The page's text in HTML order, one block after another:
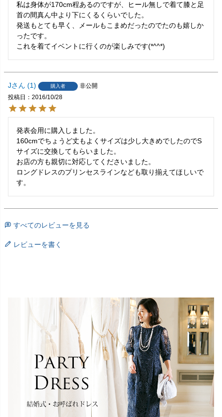
私は身体が170cm程あるのですが、ヒール無しで着て膝と足
首の間真ん中より下にくるくらいでした。
発送もとても早く、メールもこまめだったのでたのも嬉しか
ったです。
これを着てイベントに行くのが楽しみです(*^^*)
J 1 購入者
非公開
投稿日
2016/10/28
発表会用に購入しました。
160cmでちょうど丈もよくサイズは少し大きめでしたのでS
サイズに交換してもらいました。
お店の方も親切に対応してくださいました。
ロングドレスのプリンセスラインなども取り揃えてほしいで
す。
すべてのレビューを見る
レビューを書く